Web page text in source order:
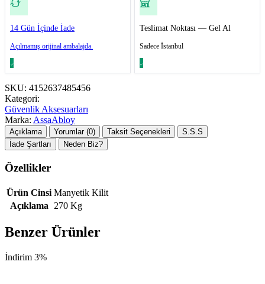
14 Gün İçinde İade
Açılmamış orijinal ambalajda.
Teslimat Noktası — Gel Al
Sadece İstanbul
SKU: 4152637485456
Kategori:
Güvenlik Aksesuarları
Marka: AssaAbloy
Açıklama Yorumlar (0) Taksit Seçenekleri
S.S.S
İade Şartları
Neden Biz?
Özellikler
Ürün Cinsi Manyetik Kilit
Açıklama
270 Kg
Benzer Ürünler
İndirim 3%